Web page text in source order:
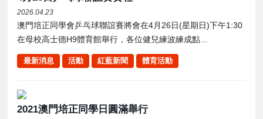
2026.04.23
澳門培正同學會乒乓球聯誼賽將會在4月26日(星期日)下午1:30
在母校高士德H9體育館舉行，各位健兒練波練成點...
最新消息 活動 紅藍新聞 體育活動
2021澳門培正同學日圓滿舉行